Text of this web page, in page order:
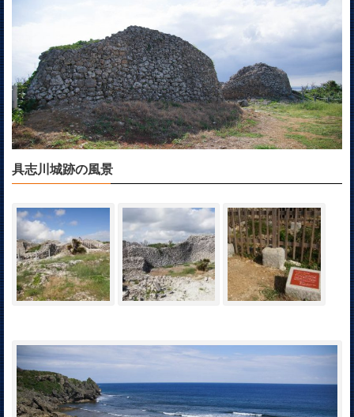
具志川城跡の風景